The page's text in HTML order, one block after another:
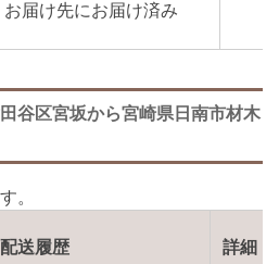
お届け先にお届け済み
谷区宮坂から宮崎県日南市材木
配送履歴 詳細